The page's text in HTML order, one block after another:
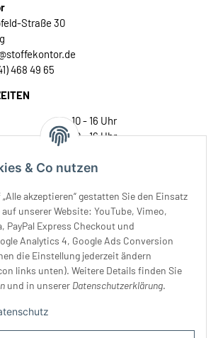
& Co nutzen
akzeptieren“ gestatten Sie den Einsatz
unserer Website: YouTube, Vimeo,
PayPal Express Checkout und
Analytics 4, Google Ads Conversion
die Einstellung jederzeit ändern
links unten). Weitere Details finden Sie
und in unserer Datenschutzerklärung.
Straße 30
468 49 65
10 - 16 Uhr
10 - 16 Uhr
10 - 18 Uhr
10 - 14 Uhr